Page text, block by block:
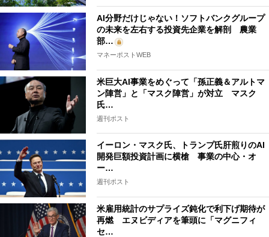
AI分野だけじゃない！ソフトバンクグループ
の未来を左右する投資先企業を解剖 農業
部…
マネーポストWEB
米巨大AI事業をめぐって「孫正義＆アルトマ
ン陣営」と「マスク陣営」が対立 マスク
氏…
週刊ポスト
イーロン・マスク氏、トランプ氏肝煎りのAI
開発巨額投資計画に横槍 事業の中心・オ
ー…
週刊ポスト
米雇用統計のサプライズ鈍化で利下げ期待が
再燃 エヌビディアを筆頭に「マグニフィ
セ…